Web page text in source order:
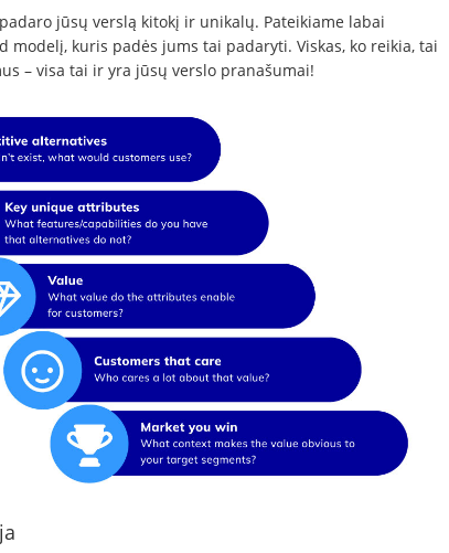
jūsų verslą kitokį ir unikalų. Pateikiame labai
modelį, kuris padės jums tai padaryti. Viskas, ko reikia, tai
– visa tai ir yra jūsų verslo pranašumai!